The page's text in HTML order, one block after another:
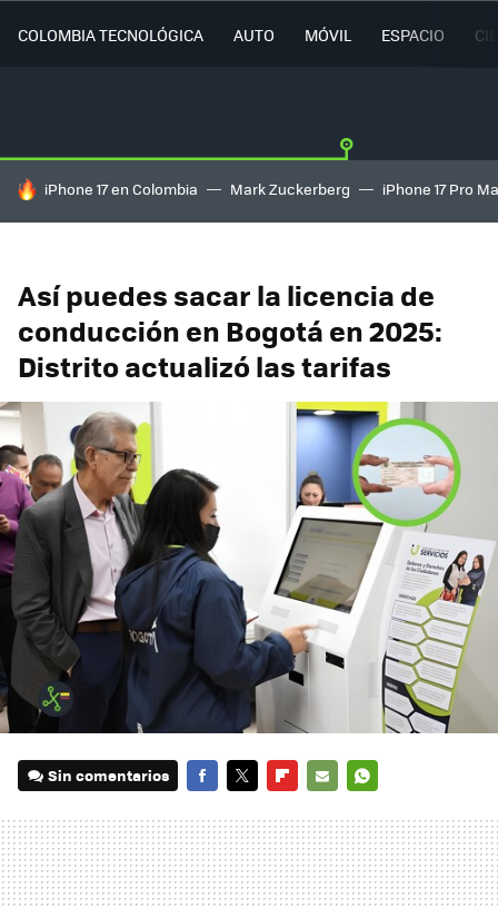
COLOMBIA TECNOLÓGICA AUTO MÓVIL ESPACIO
HOY SE HABLA DE
iPhone 17 en Colombia Mark Zuckerberg iPhone 17 Pro
Así puedes sacar la licencia de
conducción en Bogotá en 2025:
Distrito actualizó las tarifas
Sin comentarios
MAIL